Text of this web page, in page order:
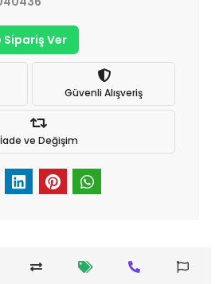
Ver
Güvenli Alışveriş
İade ve Değişim